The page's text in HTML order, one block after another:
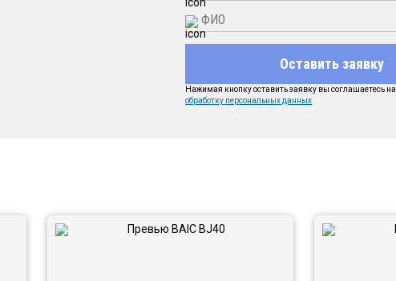
Оставить заявку
Нажимая кнопку оставить заявку вы соглашаетесь на
обработку персональных данных